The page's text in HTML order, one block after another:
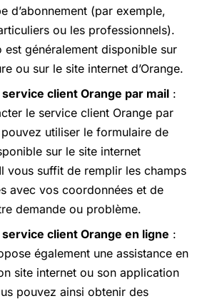
d’abonnement (par exemple,
ou les professionnels).
est généralement disponible sur
ou sur le site internet d’Orange.
client Orange par mail :
le service client Orange par
utiliser le formulaire de
sur le site internet
vous suffit de remplir les champs
avec vos coordonnées et de
demande ou problème.
client Orange en ligne :
également une assistance en
site internet ou son application
pouvez ainsi obtenir des